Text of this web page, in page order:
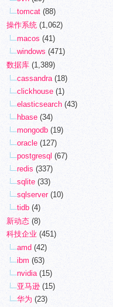
tomcat (88)
操作系统 (1,062)
macos (41)
windows (471)
数据库 (1,389)
cassandra(18)
clickhouse (1)
elasticsearch (43)
hbase (34)
mongodb (19)
oracle (127)
postgresql (67)
redis (337)
sqlite (33)
sqlserver(10)
tidb (4)
新动态 (8)
科技企业 (451)
amd (42)
ibm (63)
nvidia(15)
亚马逊 (15)
华为 (23)